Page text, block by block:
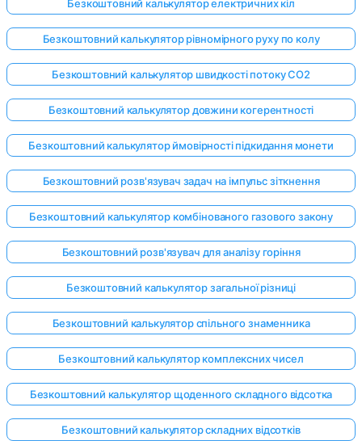
Безкоштовний калькулятор електричних кіл
Безкоштовний калькулятор рівномірного руху по колу
Безкоштовний калькулятор швидкості потоку CO2
Безкоштовний калькулятор довжини когерентності
Безкоштовний калькулятор ймовірності підкидання монети
Безкоштовний розв'язувач задач на імпульс зіткнення
Безкоштовний калькулятор комбінованого газового закону
Безкоштовний розв'язувач для аналізу горіння
Безкоштовний калькулятор загальної різниці
Безкоштовний калькулятор спільного знаменника
Безкоштовний калькулятор комплексних чисел
Безкоштовний калькулятор щоденного складного відсотка
Безкоштовний калькулятор складних відсотків